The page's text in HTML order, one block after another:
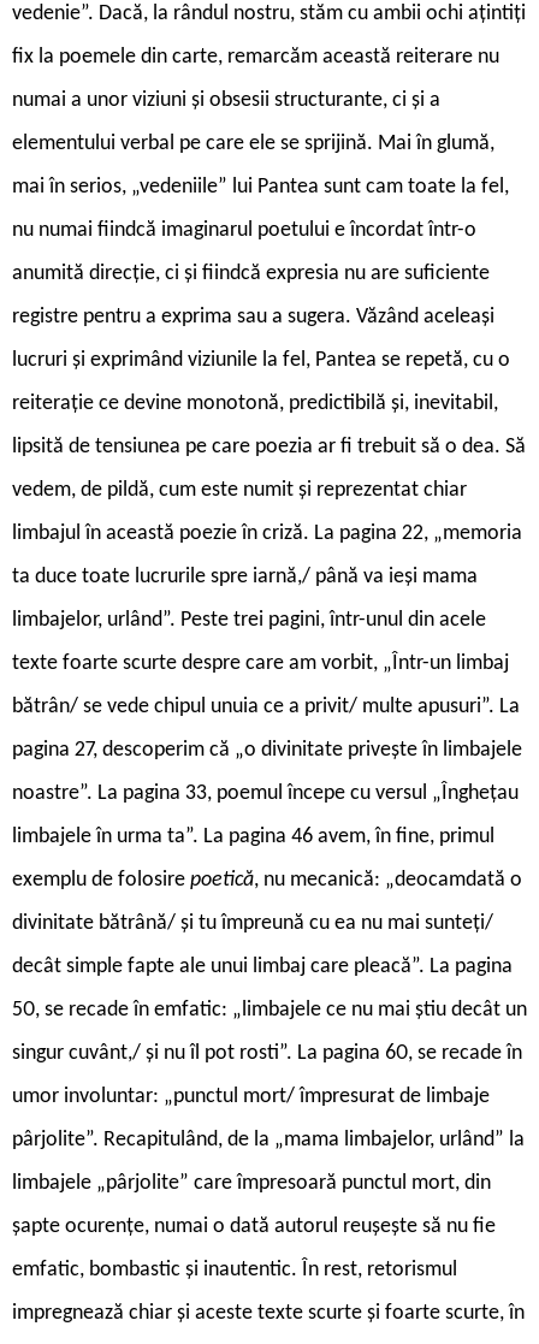
vedenie”. Dacă, la rândul nostru, stăm cu ambii ochi ațintiți
fix la poemele din carte, remarcăm această reiterare nu
numai a unor viziuni și obsesii structurante, ci și a
elementului verbal pe care ele se sprijină. Mai în glumă,
mai în serios, „vedeniile” lui Pantea sunt cam toate la fel,
nu numai fiindcă imaginarul poetului e încordat într-o
anumită direcție, ci și fiindcă expresia nu are suficiente
registre pentru a exprima sau a sugera. Văzând aceleași
lucruri și exprimând viziunile la fel, Pantea se repetă, cu o
reiterație ce devine monotonă, predictibilă și, inevitabil,
lipsită de tensiunea pe care poezia ar fi trebuit să o dea. Să
vedem, de pildă, cum este numit și reprezentat chiar
limbajul în această poezie în criză. La pagina 22, „memoria
ta duce toate lucrurile spre iarnă,/ până va ieși mama
limbajelor, urlând”. Peste trei pagini, într-unul din acele
texte foarte scurte despre care am vorbit, „Într-un limbaj
bătrân/ se vede chipul unuia ce a privit/ multe apusuri”. La
pagina 27, descoperim că „o divinitate privește în limbajele
noastre”. La pagina 33, poemul începe cu versul „Înghețau
limbajele în urma ta”. La pagina 46 avem, în fine, primul
exemplu de folosire poetică, nu mecanică: „deocamdată o
divinitate bătrână/ și tu împreună cu ea nu mai sunteți/
decât simple fapte ale unui limbaj care pleacă”. La pagina
50, se recade în emfatic: „limbajele ce nu mai știu decât un
singur cuvânt,/ și nu îl pot rosti”. La pagina 60, se recade în
umor involuntar: „punctul mort/ împresurat de limbaje
pârjolite”. Recapitulând, de la „mama limbajelor, urlând” la
limbajele „pârjolite” care împresoară punctul mort, din
șapte ocurențe, numai o dată autorul reușește să nu fie
emfatic, bombastic și inautentic. În rest, retorismul
impregnează chiar și aceste texte scurte și foarte scurte, în